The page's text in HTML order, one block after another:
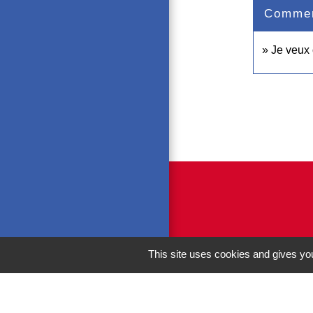
Je veux
This site uses cookies and gives